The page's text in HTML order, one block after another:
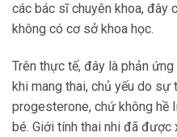
các bác sĩ chuyên khoa, đây
không có cơ sở khoa học.
Trên thực tế, đây là phản
khi mang thai, chủ yếu do
progesterone, chứ không hề
bé. Giới tính thai nhi đã